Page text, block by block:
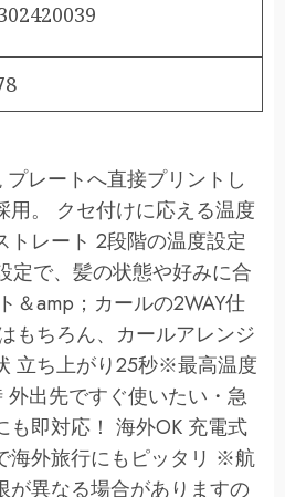
レートへ直接プリントし
用。 クセ付けに応える温度
トレート 2段階の温度設定
で、髪の状態や好みに合
＆amp；カールの2WAY仕
もちろん、カールアレンジ
立ち上がり25秒※最高温度
出先ですぐ使いたい・急
も即対応！ 海外OK 充電式
海外旅行にもピッタリ ※航
が異なる場合がありますの